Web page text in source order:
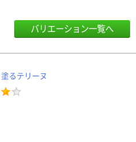
バリエーション一覧へ
るテリーヌ